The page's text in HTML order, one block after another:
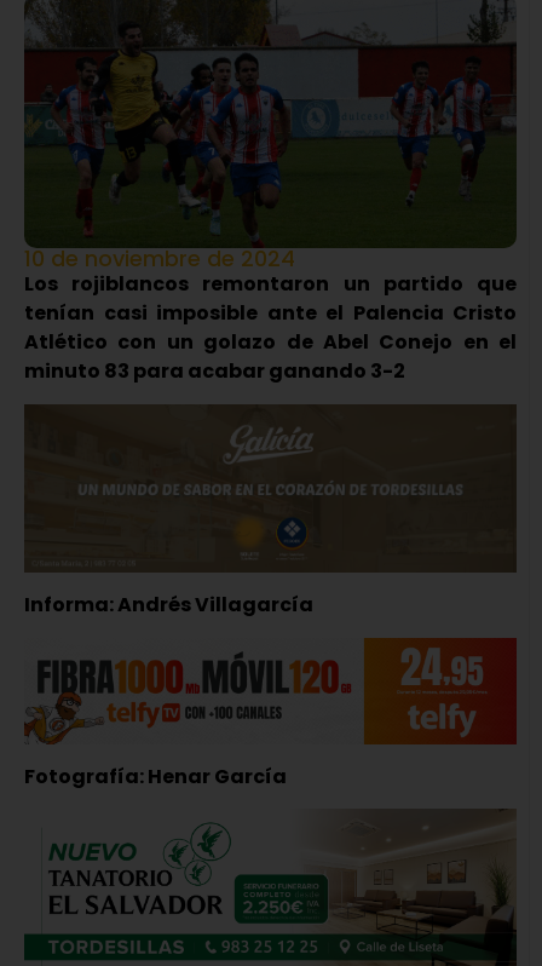
10 de noviembre de 2024
Los rojiblancos remontaron un partido que
tenían casi imposible ante el Palencia Cristo
Atlético con un golazo de Abel Conejo en el
minuto 83 para acabar ganando 3-2
Informa: Andrés Villagarcía
Fotografía: Henar García